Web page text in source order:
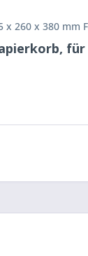
260 x 380 mm
für